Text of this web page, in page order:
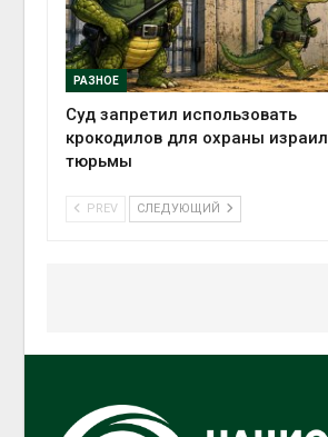
РАЗНОЕ
Суд запретил использовать
крокодилов для охраны
тюрьмы
PREV СЛЕДУЮЩИЙ